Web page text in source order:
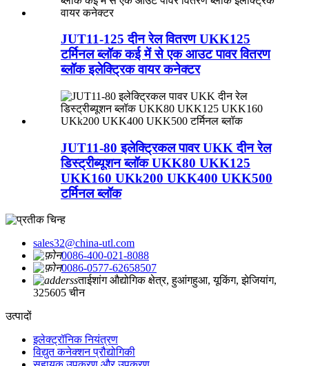
JUT11-125 दीन रेल वितरण UKK125
टर्मिनल ब्लॉक कई में से एक आउट पावर वितरण
ब्लॉक इलेक्ट्रिक वायर कनेक्टर
JUT11-80 इलेक्ट्रिकल पावर UKK दीन रेल
डिस्ट्रीब्यूशन ब्लॉक UKK80 UKK125
UKK160 UKk200 UKK400 UKK500
टर्मिनल ब्लॉक
sales32@china-utl.com
0086-400-021-8088
0086-0577-62658507
ताईशांग औद्योगिक क्षेत्र, हुआंगहुआ, यूकिंग, झेजियांग,
325605 चीन
उत्पादों
इलेक्ट्रॉनिक नियंत्रण
विद्युत कनेक्शन प्रौद्योगिकी